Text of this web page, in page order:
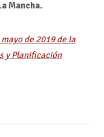
Mancha.
de 2019 de la
y Planificación